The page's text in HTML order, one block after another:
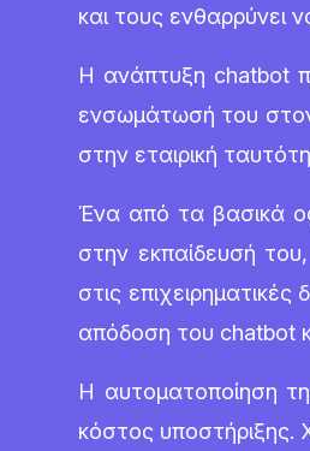
και τους ενθαρρύνει
Η ανάπτυξη chatbot
ενσωμάτωσή του
στην εταιρική
Ένα από τα βασικά
στην εκπαίδευσή
στις
απόδοση του chatbot
Η αυτοματοποίηση
κόστος υποστήριξης.